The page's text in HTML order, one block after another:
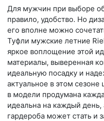
Для мужчин при выборе
правило, удобство. Но
его вполне можно
Туфли мужские летние
яркое воплощение этой
материалы, выверенная
идеальную посадку и
актуальное в этом
в модели продумана
идеальна на каждый
гардероба может стать и